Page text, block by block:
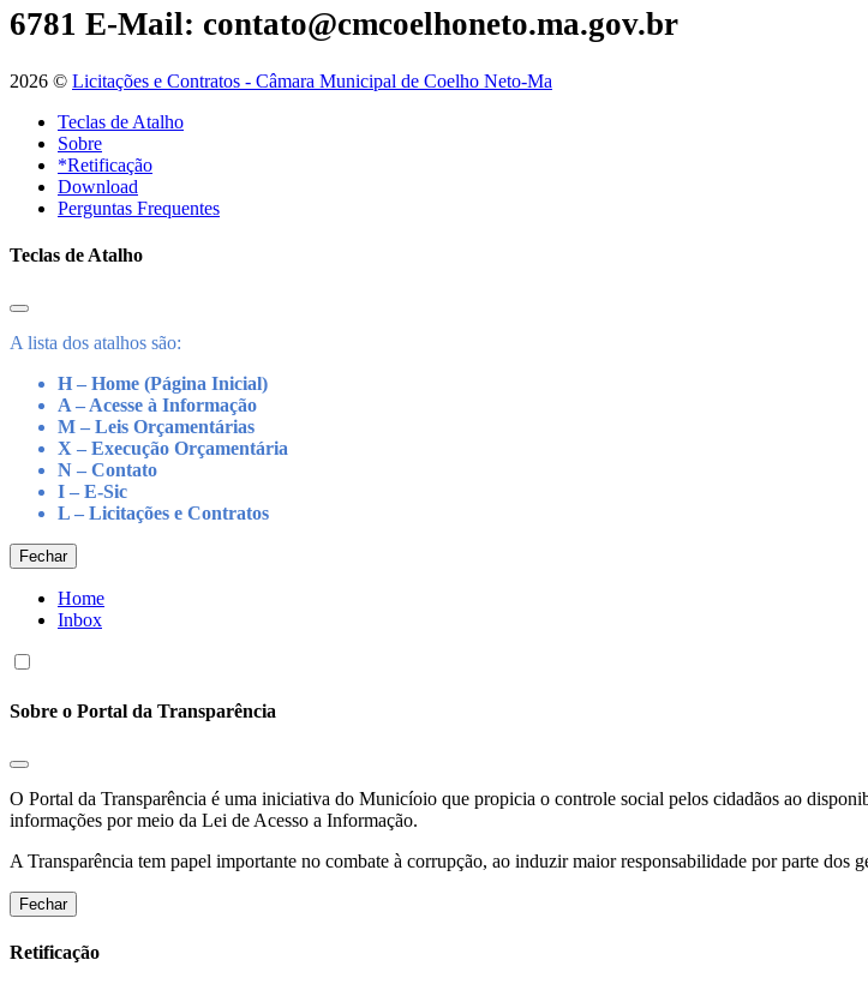
6781 E-Mail: contato@cmcoelhoneto.ma.gov.br
2026 © Licitações e Contratos - Câmara Municipal de Coelho Neto-Ma
Teclas de Atalho
Sobre
*Retificação
Download
Perguntas Frequentes
Teclas de Atalho
A lista dos atalhos são:
H – Home (Página Inicial)
A – Acesse à Informação
M – Leis Orçamentárias
X – Execução Orçamentária
N – Contato
I – E-Sic
L – Licitações e Contratos
Fechar
Home
Inbox
Sobre o Portal da Transparência
O Portal da Transparência é uma iniciativa do Municíoio que propicia o controle social pelos cidadãos ao
informações por meio da Lei de Acesso a Informação.
A Transparência tem papel importante no combate à corrupção, ao induzir maior responsabilidade por parte dos
Fechar
Retificação